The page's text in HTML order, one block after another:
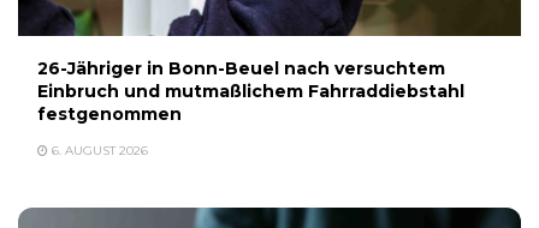
26-Jähriger in Bonn-Beuel nach versuchtem
Einbruch und mutmaßlichem Fahrraddiebstahl
festgenommen
6. AUGUST 2026